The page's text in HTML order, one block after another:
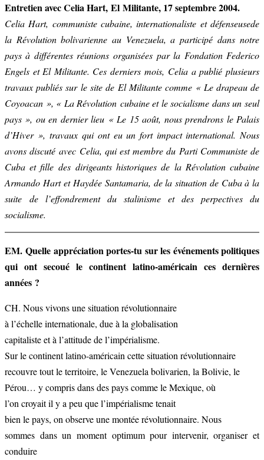
Entretien avec Celia Hart, El Militante, 17 septembre 2004.
Celia Hart, communiste cubaine, internationaliste et défenseusede
la Révolution bolivarienne au Venezuela, a participé dans notre
pays à différentes réunions organisées par la Fondation Federico
Engels et El Militante. Ces derniers mois, Celia a publié plusieurs
travaux publiés sur le site de El Militante comme « Le drapeau de
Coyoacan », « La Révolution cubaine et le socialisme dans un seul
pays », ou en dernier lieu « Le 15 août, nous prendrons le Palais
d’Hiver »,travaux qui ont eu un fort impact international. Nous
avons discutéavec Celia, qui est membre du Parti Communiste de
Cuba et fille des dirigeants historiques de la Révolution cubaine
Armando Hartet Haydée Santamaria, de la situation de Cuba à la
suite de l’effondrement du stalinisme et des perpectives du
socialisme.
EM. Quelle appréciation portes-tu sur les événements politiques
qui ont secoué le continent latino-américain ces dernières
années ?
CH. Nous vivons une situation révolutionnaire
à l’échelle internationale, due à la globalisation
capitaliste et à l’attitude de l’impérialisme.
Sur le continent latino-américain cette situation révolutionnaire
recouvre tout le territoire, le Venezuela bolivarien, la Bolivie, le
Pérou… y compris dans des pays comme le Mexique, où
l’on croyait il y a peu que l’impérialisme tenait
bien le pays, on observe une montée révolutionnaire. Nous
sommes dans un moment optimum pour intervenir, organiser et
conduire